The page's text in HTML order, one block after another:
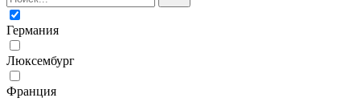
Германия
Люксембург
Франция